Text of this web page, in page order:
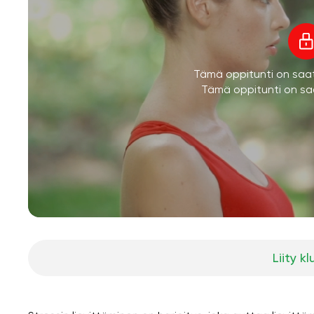
Tämä oppitunti on
Tämä oppitunti on
Liity